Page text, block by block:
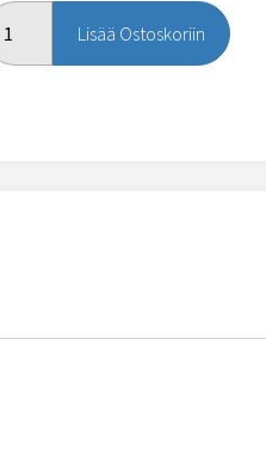
Lisää Ostoskoriin